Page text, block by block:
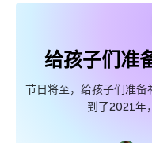
给孩子们准
节日将至，给孩子们准
到了2021年